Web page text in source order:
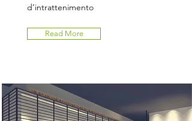
d’intrattenimento
Read More